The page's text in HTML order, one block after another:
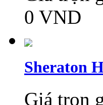
0 VND
Sheraton
Giá trọn